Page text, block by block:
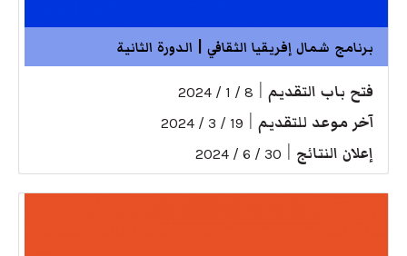
برنامج شمال إفريقيا الثقافي | الدورة الثانية
فتح باب التقديم 8 / 1 / 2024
آخر موعد للتقديم 19 / 3 / 2024
إعلان النتائج 30 / 6 / 2024